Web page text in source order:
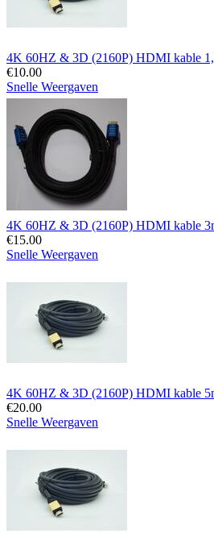
4K 60HZ & 3D (2160P) HDMI kable
€10.00
Snelle Weergaven
4K 60HZ & 3D (2160P) HDMI kable
€15.00
Snelle Weergaven
4K 60HZ & 3D (2160P) HDMI kable
€20.00
Snelle Weergaven